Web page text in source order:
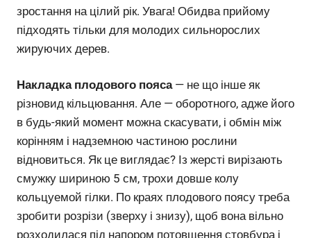
зростання на цілий рік. Увага! Обидва прийому
підходять тільки для молодих сильнорослих
жируючих дерев.
Накладка плодового пояса— не що інше як
різновид кільцювання. Але — оборотного, адже його
в будь-який момент можна скасувати, і обмін між
корінням і надземною частиною рослини
відновиться. Як це виглядає? Із жерсті вирізають
смужку шириною 5 см, трохи довше колу
кольцуемой гілки. По краях плодового поясу треба
зробити розрізи (зверху і знизу), щоб вона вільно
розходилася під напором потовщення стовбура і